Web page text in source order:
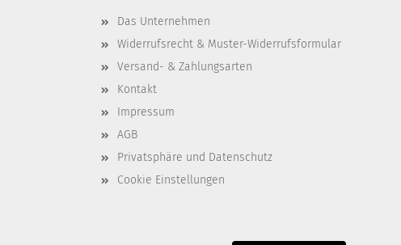
Das Unternehmen
Widerrufsrecht & Muster-Widerrufsformular
Versand- & Zahlungsarten
Kontakt
Impressum
AGB
Privatsphäre und Datenschutz
Cookie Einstellungen